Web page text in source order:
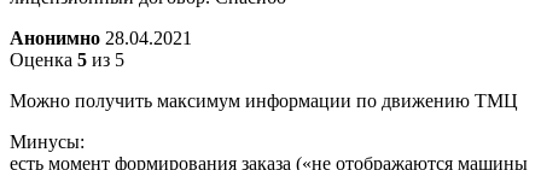
Анонимно 28.04.2021
Оценка 5 из 5
Можно получить максимум информации по движению ТМЦ
Минусы:
есть момент формирования заказа («не отображаются машины